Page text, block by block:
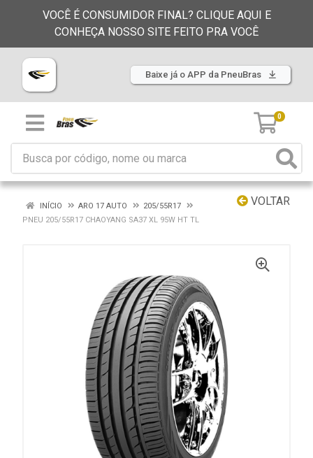
VOCÊ É CONSUMIDOR FINAL? CLIQUE AQUI E
CONHEÇA NOSSO SITE FEITO PRA VOCÊ
Baixe já o APP da PneuBras
0
VOLTAR
INÍCIO ARO 17 AUTO
205/55R17
PNEU 205/55R17 CHAOYANG SA37 XL 95W HT TL